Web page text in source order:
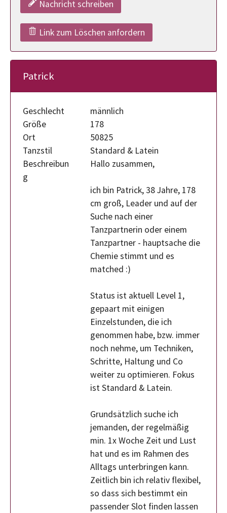
Nachricht schreiben
Link zum Löschen anfordern
Patrick
Geschlecht
männlich
Größe
178
Ort
50825
Tanzstil
Standard & Latein
Beschreibun
g
Hallo zusammen,
ich bin Patrick, 38 Jahre, 178
cm groß, Leader und auf der
Suche nach einer
Tanzpartnerin oder einem
Tanzpartner - hauptsache die
Chemie stimmt und es
matched :)
Status ist aktuell Level 1,
gepaart mit einigen
Einzelstunden, die ich
genommen habe, bzw. immer
noch nehme, um Techniken,
Schritte, Haltung und Co
weiter zu optimieren. Fokus
ist Standard & Latein.
Grundsätzlich suche ich
jemanden, der regelmäßig
min. 1x Woche Zeit und Lust
hat und es im Rahmen des
Alltags unterbringen kann.
Zeitlich bin ich relativ flexibel,
so dass sich bestimmt ein
passender Slot finden lassen